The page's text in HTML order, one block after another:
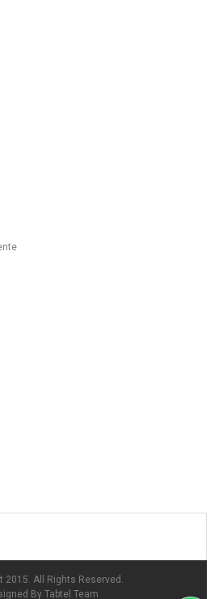
2015. All Rights Reserved.
By Tabtel Team